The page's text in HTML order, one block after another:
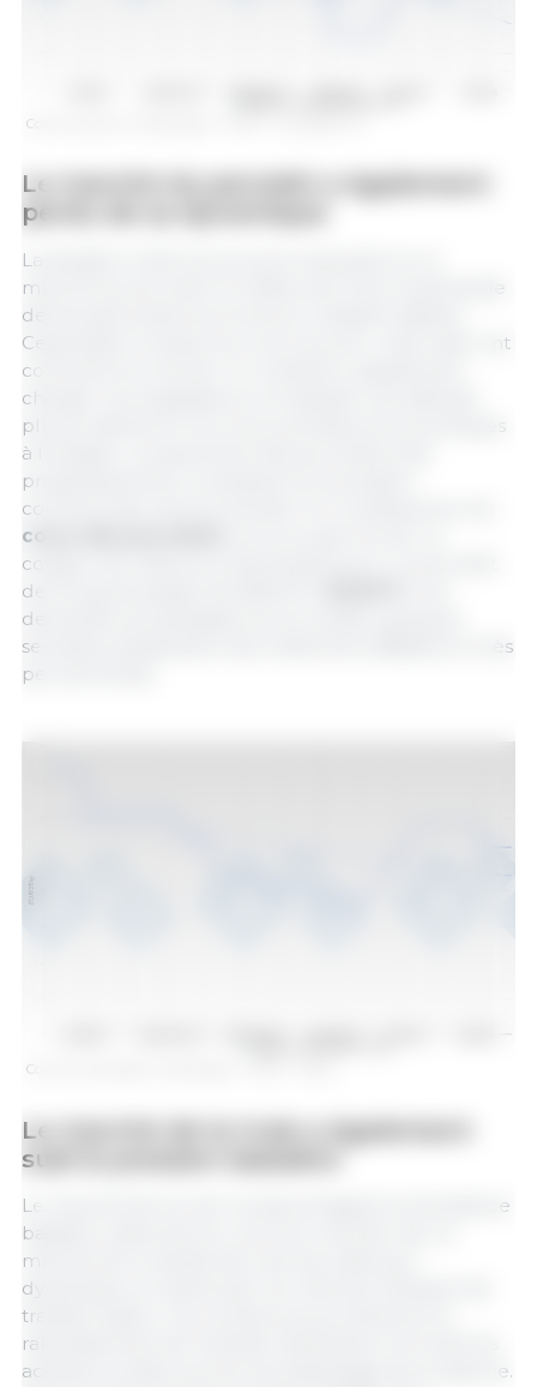
Cours du porc en Allemagne - VEZG - Carcasse 57 %
Le marché du porcelet a également
perdu de sa dynamique
La situation a été encore plus marquée sur le
marché du porcelet. En début de mois, la demande
demeurait soutenue et les prix restaient stables.
Cependant, lorsque les cours du porc charcutier ont
commencé à reculer, le contexte a rapidement
changé. Les engraisseurs ont adopté une attitude
plus prudente et revu leurs prévisions économiques
à la baisse. Le placement des porcelets s’est
progressivement compliqué et la pression
commerciale s’est accentuée. En conséquence, les
cours des porcelets
cotation de référence allemande pour un porcelet
de 25 kg est passée de 58,00 € à
demande qui paraissait encore solide quelques
semaines auparavant s’est nettement affaiblie en très
peu de temps.
Cours du porcelet en Allemagne - VEZG - 25 kg
Le marché de la truie a également
subi la pression baissière
Le marché de la truie n’a pas échappé à la tendance
baissière observée au cours du mois de mai. Le
marché de la viande de truie est resté peu
dynamique, en particulier du côté de l’industrie de
transformation. Les nombreux jours fériés et le
ralentissement de l’activité industrielle ont incité les
acheteurs à faire preuve de davantage de prudence.